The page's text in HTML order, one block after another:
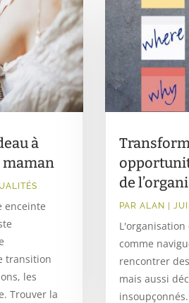
à
enceinte
transition
les
Trouver la
de
PAR ALAN |
comme
rencontrer
mais aussi